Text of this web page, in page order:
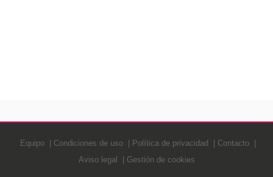
Equipo Condiciones de uso Política de privacidad
Contacto
Aviso legal
Gestión de cookies